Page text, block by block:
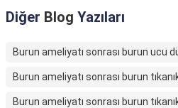
Diğer Blog Yazıları
Burun ameliyatı sonrası burun ucu
Burun ameliyatı sonrası burun
Burun ameliyatı sonrası burun